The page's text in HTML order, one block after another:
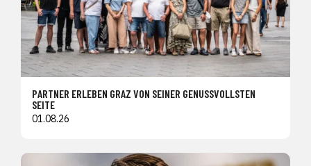
PARTNER ERLEBEN GRAZ VON SEINER GENUSSVOLLSTEN
SEITE
01.08.26